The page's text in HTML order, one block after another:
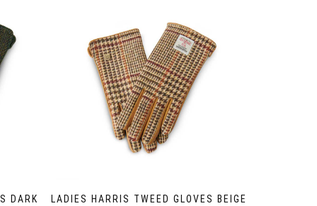
variaties.
Deze
optie
kan
gekozen
worden
op
de
productpagina
DARK
LADIES HARRIS TWEED GLOVES BEIGE